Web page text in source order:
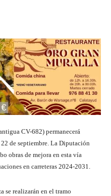
CV-682) permanecerá
de septiembre. La Diputación
obras de mejora en esta vía
en carreteras 2024-2031.
se realizarán en el tramo